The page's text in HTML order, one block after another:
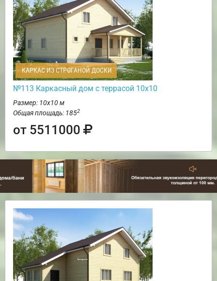
КАРКАС ИЗ СТРОГАНОЙ ДОСКИ
№113 Каркасный дом с террасой 10х10
Размер: 10х10 м
Общая площадь: 1852
от 5511000